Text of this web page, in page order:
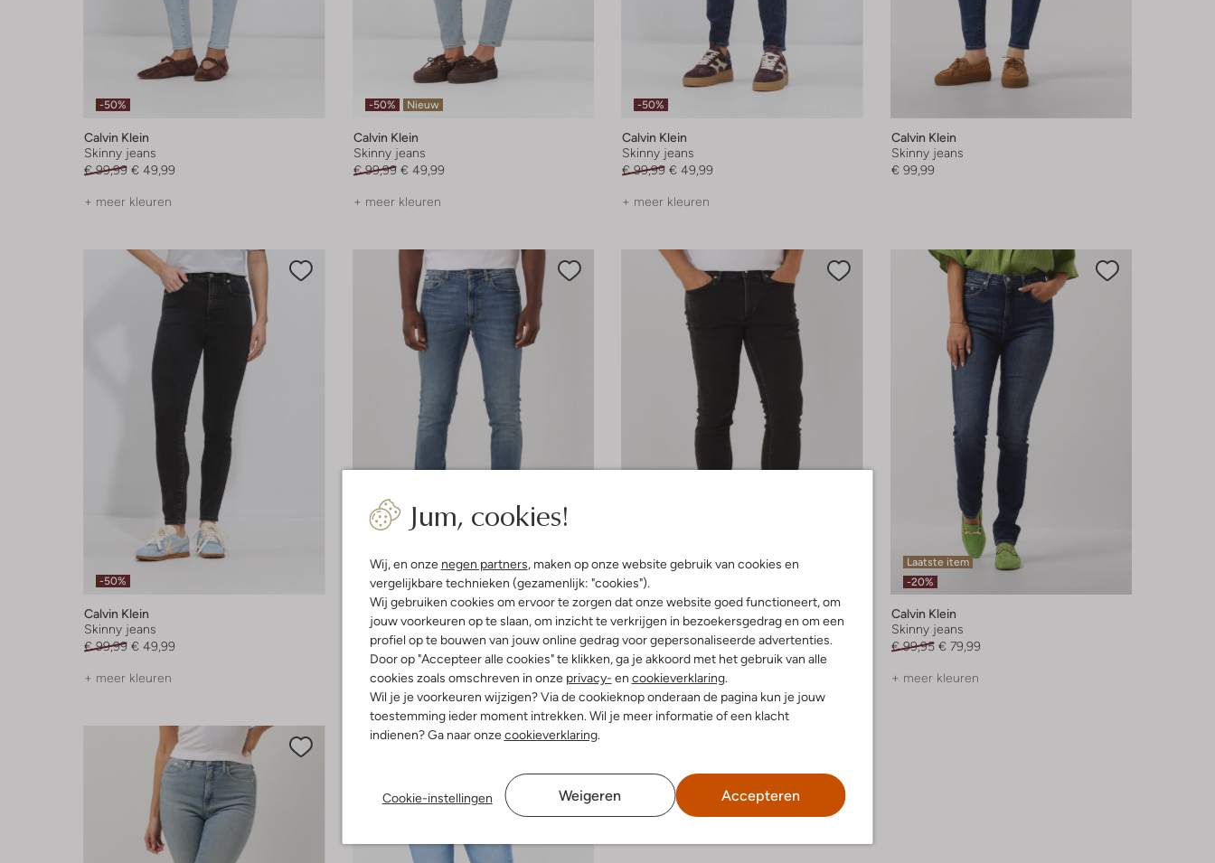
Jum, cookies!
Wij, en onze negen partners, maken op onze website gebruik van cookies en
vergelijkbare technieken (gezamenlijk: "cookies").
Wij gebruiken cookies om ervoor te zorgen dat onze website goed functioneert, om
jouw voorkeuren op te slaan, om inzicht te verkrijgen in bezoekersgedrag en om een
profiel op te bouwen van jouw online gedrag voor gepersonaliseerde advertenties.
Door op "Accepteer alle cookies" te klikken, ga je akkoord met het gebruik van alle
cookies zoals omschreven in onze privacy- en cookieverklaring.
Wil je je voorkeuren wijzigen? Via de cookieknop onderaan de pagina kun je jouw
toestemming ieder moment intrekken. Wil je meer informatie of een klacht
indienen? Ga naar onzecookieverklaring.
Cookie-instellingen Weigeren Accepteren
-50%
Calvin Klein
Skinny jeans
€ 99,99 € 49,99
+ meer kleuren
-50% Nieuw
Calvin Klein
Skinny jeans
€ 99,99 € 49,99
+ meer kleuren
-50%
Calvin Klein
Skinny jeans
€ 99,99 € 49,99
+ meer kleuren
Calvin Klein
Skinny jeans
€ 99,99
-50%
Calvin Klein
Skinny jeans
€ 99,99 € 49,99
+ meer kleuren
Laatste items
Calvin Klein
Skinny jeans
€ 99,99
Laatste maten
-30%
Calvin Klein
Skinny jeans
€ 99,99 € 69,99
Laatste item
-20%
Calvin Klein
Skinny jeans
€ 99,95 € 79,99
+ meer kleuren